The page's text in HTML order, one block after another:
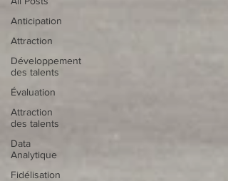
Anticipation
Attraction
Développement
des talents
Évaluation
Attraction
des talents
Data
Analytique
Fidélisation